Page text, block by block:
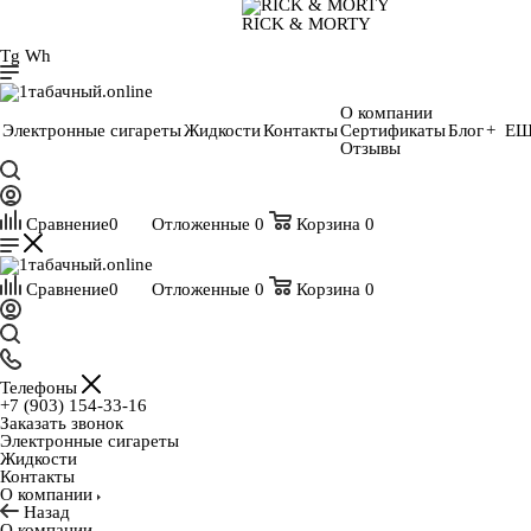
RICK & MORTY
Tg Wh
Электронные сигаретыЖидкостиКонтакты
О компании
Сертификаты
Отзывы
Блог+
Сравнение0 Отложенные 0 Корзина 0
Сравнение0 Отложенные 0 Корзина 0
Телефоны
+7 (903) 154-33-16
Заказать звонок
Электронные сигареты
Жидкости
Контакты
О компании
Назад